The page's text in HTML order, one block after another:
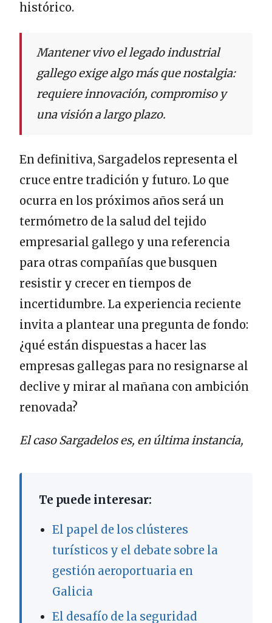
histórico.
Mantener vivo el legado industrial
gallego exige algo más que nostalgia:
requiere innovación, compromiso y
una visión a largo plazo.
En definitiva, Sargadelos representa el
cruce entre tradición y futuro. Lo que
ocurra en los próximos años será un
termómetro de la salud del tejido
empresarial gallego y una referencia
para otras compañías que busquen
resistir y crecer en tiempos de
incertidumbre. La experiencia reciente
invita a plantear una pregunta de fondo:
¿qué están dispuestas a hacer las
empresas gallegas para no resignarse al
declive y mirar al mañana con ambición
renovada?
El caso Sargadelos es, en última instancia,
Te puede interesar:
El papel de los clústeres
turísticos y el debate sobre la
gestión aeroportuaria en
Galicia
El desafío de la seguridad